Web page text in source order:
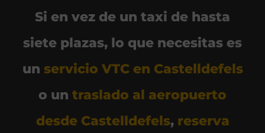
Si en vez de un taxi de hasta
siete plazas, lo que necesitas es
un servicio VTC en Castelldefels
o un traslado al aeropuerto
desde Castelldefels, reserva